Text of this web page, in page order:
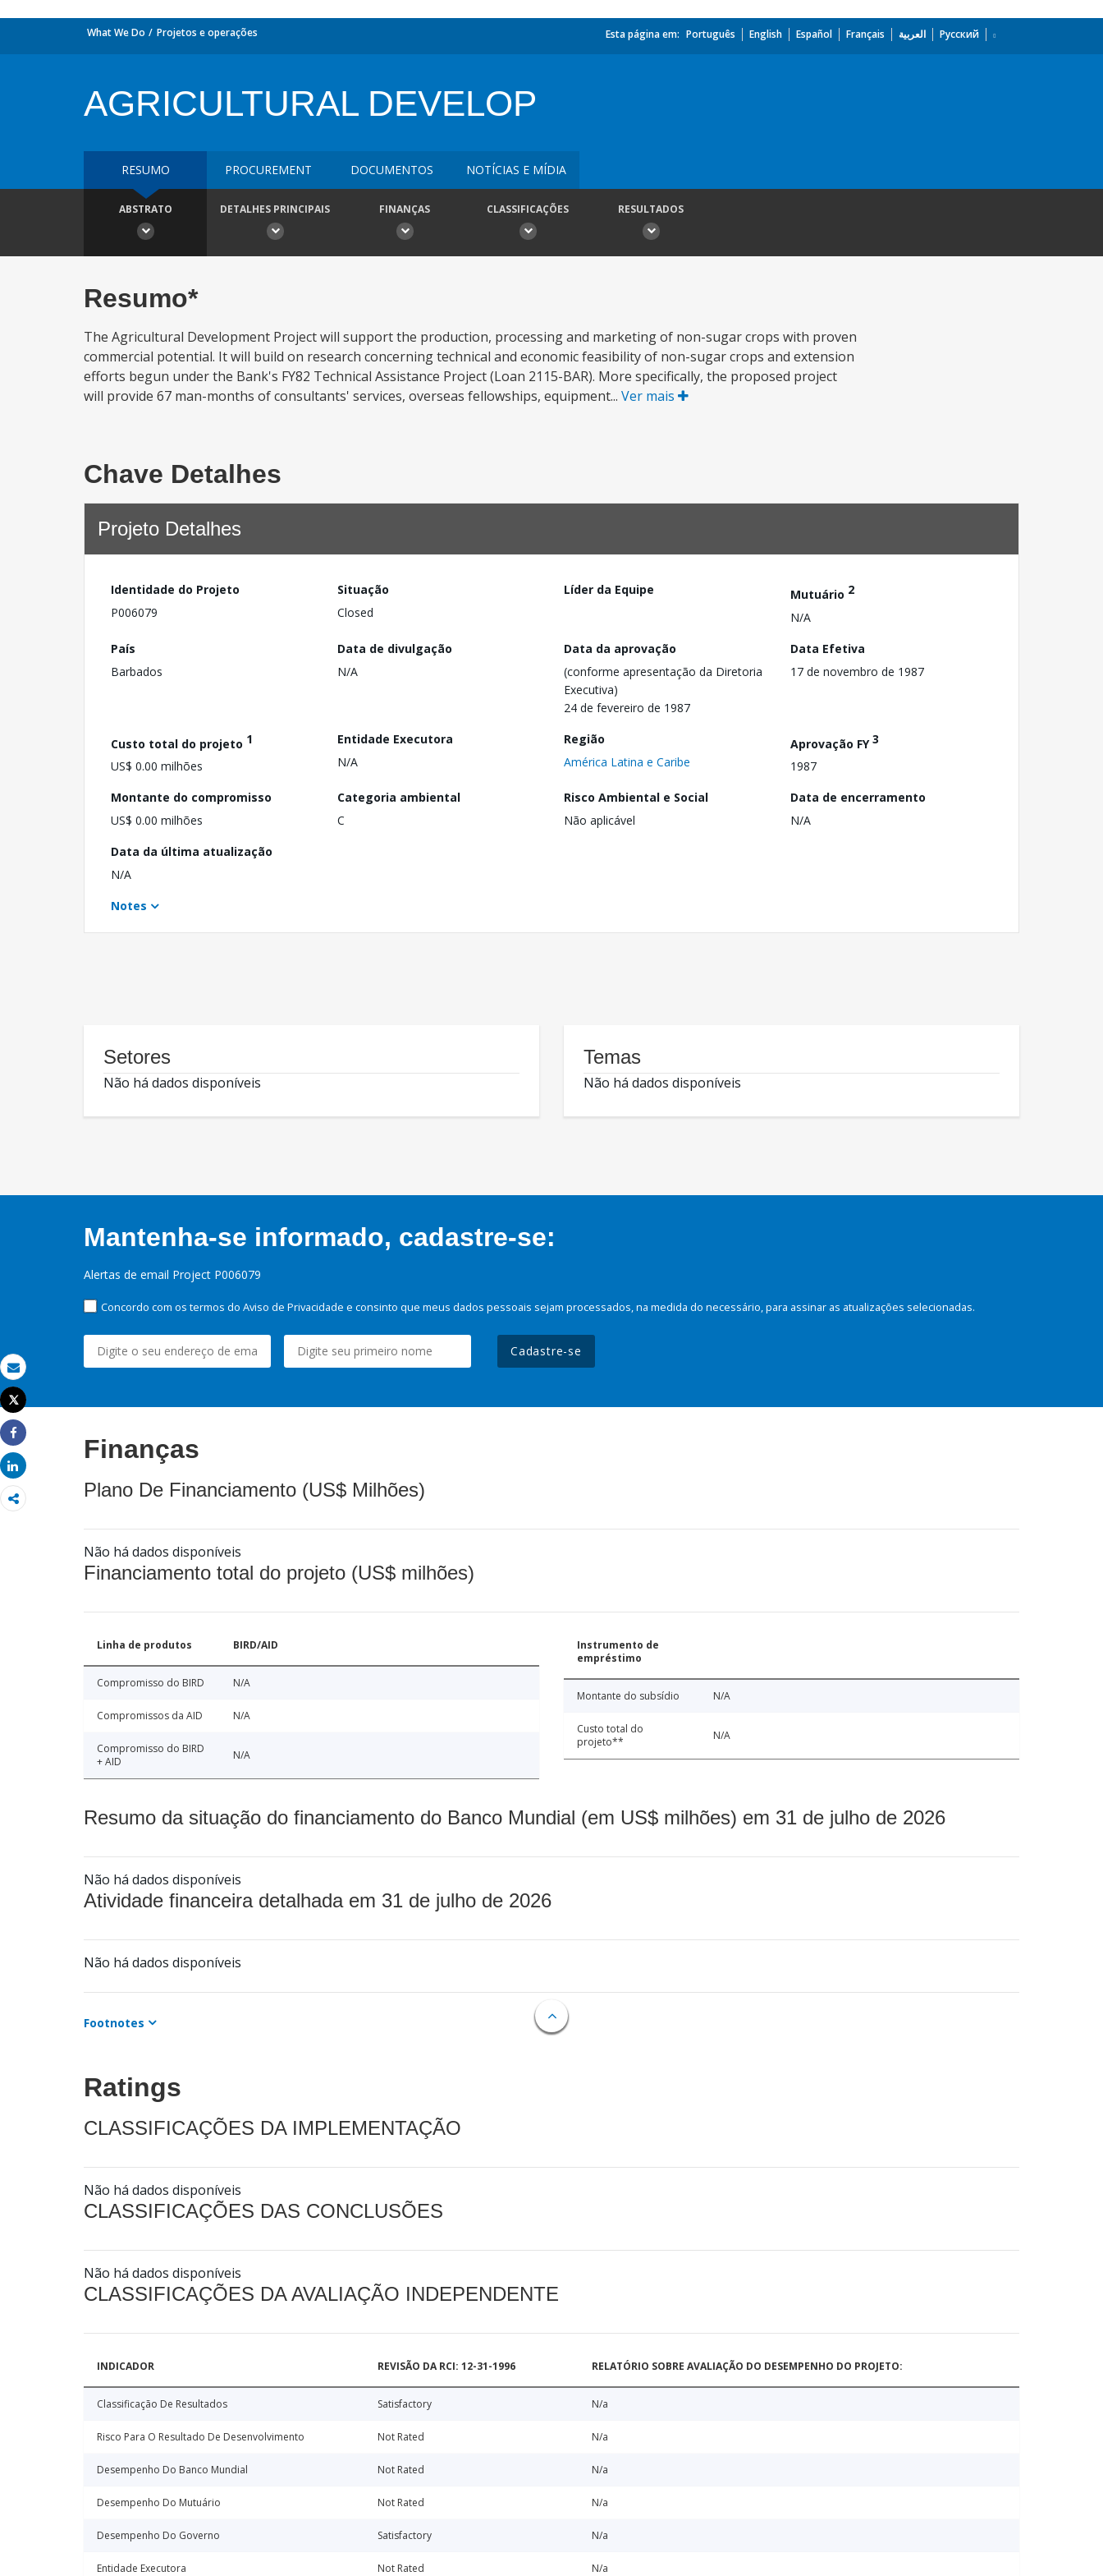
Email
Imprimir
Tweet
Share
Share
What We Do Projetos e operações Esta página em: Português English Español Français العربية Русский
AGRICULTURAL DEVELOP
RESUMO PROCUREMENT DOCUMENTOS NOTÍCIAS E MÍDIA
ABSTRATO DETALHES PRINCIPAIS FINANÇAS CLASSIFICAÇÕES RESULTADOS
Resumo*
The Agricultural Development Project will support the production, processing and marketing of non-sugar crops with proven
commercial potential. It will build on research concerning technical and economic feasibility of non-sugar crops and extension
efforts begun under the Bank's FY82 Technical Assistance Project (Loan 2115-BAR). More specifically, the proposed project
will provide 67 man-months of consultants' services, overseas fellowships, equipment... Ver mais
Chave Detalhes
Projeto Detalhes
Identidade do Projeto
P006079
Situação
Closed
Líder da Equipe Mutuário 2
N/A
País
Barbados
Data de divulgação
N/A
Data da aprovação
(conforme apresentação da Diretoria
Executiva)
24 de fevereiro de 1987
Data Efetiva
17 de novembro de 1987
Custo total do projeto 1
US$ 0.00 milhões
Entidade Executora
N/A
Região
América Latina e Caribe
Aprovação FY3
1987
Montante do compromisso
US$ 0.00 milhões
Categoria ambiental
C
Risco Ambiental e Social
Não aplicável
Data de encerramento
N/A
Data da última atualização
N/A
Notes
Setores
Não há dados disponíveis
Temas
Não há dados disponíveis
Mantenha-se informado, cadastre-se:
Alertas de email Project P006079
Concordo com os termos do Aviso de Privacidade e consinto que meus dados pessoais sejam processados, na medida do necessário, para assinar as atualizações selecionadas.
Cadastre-se
Finanças
Plano De Financiamento (US$ Milhões)
Não há dados disponíveis
Financiamento total do projeto (US$ milhões)
Linha de produtos BIRD/AID
Compromisso do BIRD N/A
Compromissos da AID N/A
Compromisso do BIRD
+ AID
N/A
Instrumento de
empréstimo
Montante do subsídio N/A
Custo total do
projeto**
N/A
Resumo da situação do financiamento do Banco Mundial (em US$ milhões) em 31 de julho de 2026
Não há dados disponíveis
Atividade financeira detalhada em 31 de julho de 2026
Não há dados disponíveis
Footnotes
Ratings
CLASSIFICAÇÕES DA IMPLEMENTAÇÃO
Não há dados disponíveis
CLASSIFICAÇÕES DAS CONCLUSÕES
Não há dados disponíveis
CLASSIFICAÇÕES DA AVALIAÇÃO INDEPENDENTE
INDICADOR REVISÃO DA RCI: 12-31-1996 RELATÓRIO SOBRE AVALIAÇÃO DO DESEMPENHO DO PROJETO:
Classificação De Resultados Satisfactory N/a
Risco Para O Resultado De Desenvolvimento Not Rated N/a
Desempenho Do Banco Mundial Not Rated N/a
Desempenho Do Mutuário Not Rated N/a
Desempenho Do Governo Satisfactory N/a
Entidade Executora Not Rated N/a